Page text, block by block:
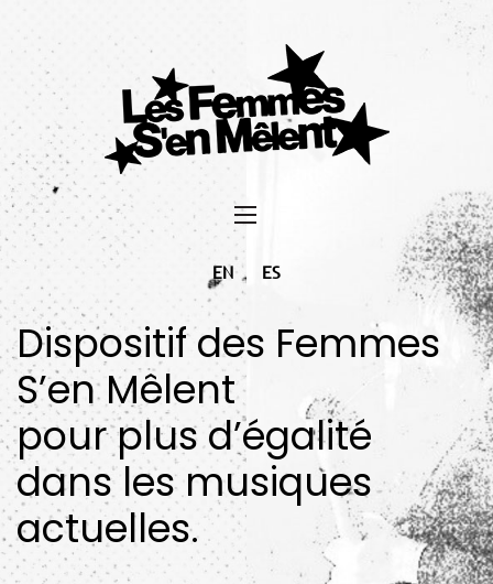
EN ES
Dispositif des Femmes
S’en Mêlent
pour plus d’égalité
dans les musiques
actuelles.